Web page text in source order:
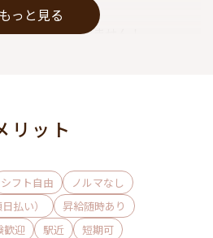
。
はどこにも負けません！
もっと見る
リット
シフト自由
ノルマなし
払い）
昇給随時あり
歓迎 駅近
短期可